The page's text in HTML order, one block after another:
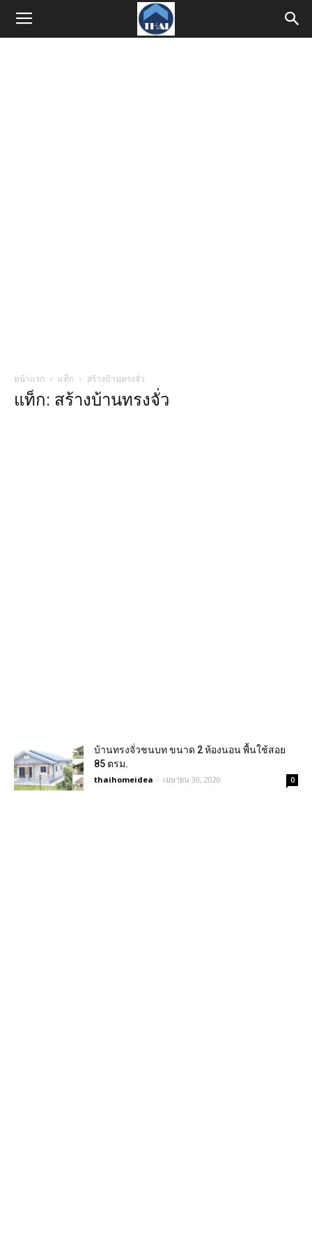
หน้าแรก แท็ก สร้างบ้านทรงจั่ว
แท็ก: สร้างบ้านทรงจั่ว
บ้านทรงจั่วชนบท ขนาด 2 ห้องนอน พื้นใช้สอย
85 ตรม.
thaihomeidea - เมษายน 30, 2020 0